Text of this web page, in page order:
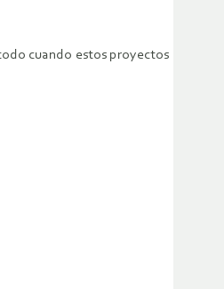
cuando estos proyectos